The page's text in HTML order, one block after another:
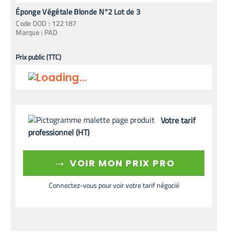
Éponge Végétale Blonde N°2 Lot de 3
Code DOD : 122187
Marque : PAD
Prix public (TTC)
Votre tarif
professionnel (HT)
→ VOIR MON PRIX PRO
Connectez-vous pour voir votre tarif négocié